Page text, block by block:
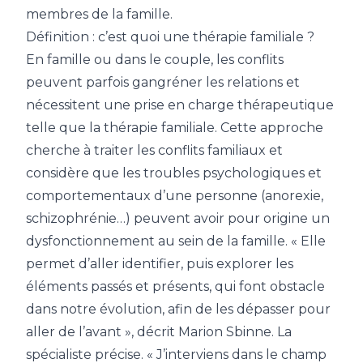
membres de la famille.
Définition : c’est quoi une thérapie familiale ?
En famille ou dans le couple, les conflits
peuvent parfois gangréner les relations et
nécessitent une prise en charge thérapeutique
telle que la thérapie familiale. Cette approche
cherche à traiter les conflits familiaux et
considère que les troubles psychologiques et
comportementaux d’une personne (anorexie,
schizophrénie…) peuvent avoir pour origine un
dysfonctionnement au sein de la famille. « Elle
permet d’aller identifier, puis explorer les
éléments passés et présents, qui font obstacle
dans notre évolution, afin de les dépasser pour
aller de l’avant », décrit Marion Sbinne. La
spécialiste précise. « J’interviens dans le champ